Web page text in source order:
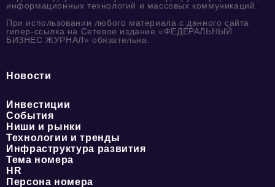
информационных технологий и массовых коммуникаций.
При использовании любого материала с данного сайта
гипер-ссылка на Сетевое издание «ФЕДЕРАЛЬНЫЙ
БИЗНЕС ЖУРНАЛ» обязательна.
Новости
Инвестиции
События
Ниши и рынки
Технологии и тренды
Инфраструктура развития
Тема номера
HR
Персона номера